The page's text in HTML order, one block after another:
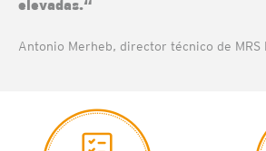
elevadas.“
Antonio Merheb, director técnico de MRS